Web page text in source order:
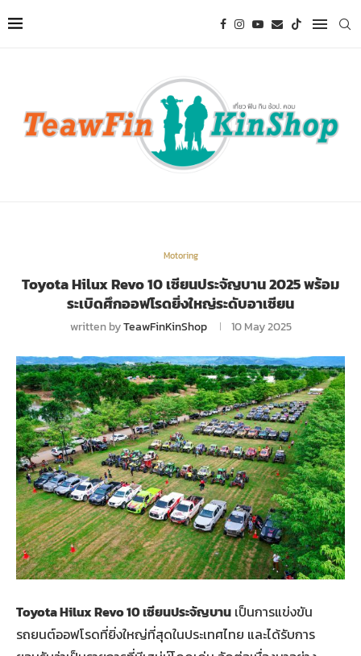
Motoring
Toyota Hilux Revo 10 เซียนประจัญบาน 2025 พร้อม
ระเบิดศึกออฟโรดยิ่งใหญ่ระดับอาเซียน
written byTeawFinKinShop 10 May 2025
Toyota Hilux Revo 10 เซียนประจัญบาน เป็นการแข่งขัน
รถยนต์ออฟโรดที่ยิ่งใหญ่ที่สุดในประเทศไทย และได้รับการ